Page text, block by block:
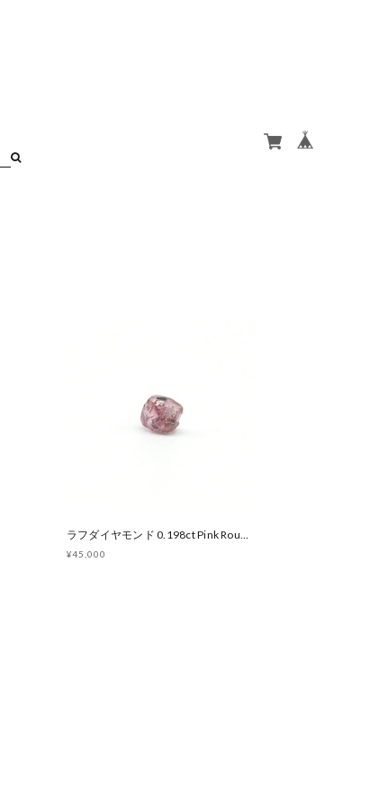
ラフダイヤモンド 0.198ct Pink Rough Diamond 原石 オーストラリア アーガイル産 （WE00001）
¥45,000